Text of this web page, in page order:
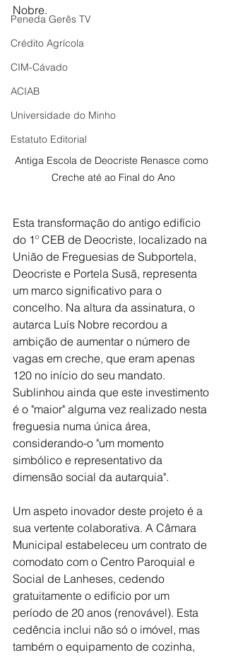
Peneda Gerês TV
Crédito Agrícola
CIM-Cávado
ACIAB
Universidade do Minho
Estatuto Editorial
Nobre.
Antiga Escola de Deocriste Renasce como
Creche até ao Final do Ano
Esta transformação do antigo edifício
do 1º CEB de Deocriste, localizado na
União de Freguesias de Subportela,
Deocriste e Portela Susã, representa
um marco significativo para o
concelho. Na altura da assinatura, o
autarca Luís Nobre recordou a
ambição de aumentar o número de
vagas em creche, que eram apenas
120 no início do seu mandato.
Sublinhou ainda que este investimento
é o "maior" alguma vez realizado nesta
freguesia numa única área,
considerando-o "um momento
simbólico e representativo da
dimensão social da autarquia".
Um aspeto inovador deste projeto é a
sua vertente colaborativa. A Câmara
Municipal estabeleceu um contrato de
comodato com o Centro Paroquial e
Social de Lanheses, cedendo
gratuitamente o edifício por um
período de 20 anos (renovável). Esta
cedência inclui não só o imóvel, mas
também o equipamento de cozinha,